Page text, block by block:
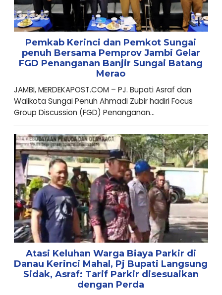
Pemkab Kerinci dan Pemkot Sungai
penuh Bersama Pemprov Jambi Gelar
FGD Penanganan Banjir Sungai Batang
Merao
JAMBI, MERDEKAPOST.COM – PJ. Bupati Asraf dan
Walikota Sungai Penuh Ahmadi Zubir hadiri Focus
Group Discussion (FGD) Penanganan...
Atasi Keluhan Warga Biaya Parkir di
Danau Kerinci Mahal, Pj Bupati Langsung
Sidak, Asraf: Tarif Parkir disesuaikan
dengan Perda